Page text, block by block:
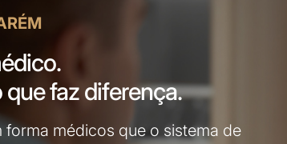
quefaz diferença.
médicos que o sistema de